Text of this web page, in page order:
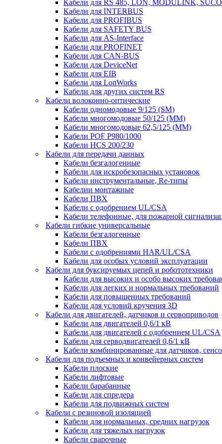
Кабели для RS 485, LON, MODULINK,
Кабели для INTERBUS
Кабели для PROFIBUS
Кабели для SAFETY BUS
Кабели для AS-Interface
Кабели для PROFINET
Кабели для CAN-BUS
Кабели для DeviceNet
Кабели для EIB
Кабели для LonWorks
Кабели для других систем RS
Кабели волоконно-оптические
Кабели одномодовые 9/125 (SM)
Кабели многомодовые 50/125 (ММ)
Кабели многомодовые 62,5/125 (ММ)
Кабели POF P980/1000
Кабели HCS 200/230
Кабели для передачи данных
Кабели безгалогенные
Кабели для искробезопасных установок
Кабели инструментальные, Re-типы
Кабелии монтажные
Кабели ПВХ
Кабели с одобрением UL/CSA
Кабели телефонные, для пожарной
Кабели гибкие универсальные
Кабели безгалогенные
Кабели ПВХ
Кабели с одобрениями HAR/UL/CSA
Кабели для особых условий эксплуатации
Кабели для буксируемых цепей и робототехники
Кабели для высоких и особо высоких
Кабели для легких и нормальных требований
Кабели для повышенных требований
Кабели для условий кручения 3D
Кабели для двигателей, датчиков и сервоприводов
Кабели для двигателей 0,6/1 кВ
Кабели для двигателей с одобрением UL/CSA
Кабели для серводвигателей 0,6/1 кВ
Кабели комбинированные для датчиков,
Кабели для подъемных и конвейерных систем
Кабели плоские
Кабели лифтовые
Кабели барабанные
Кабели для спредера
Кабели для подвижных систем
Кабели с резиновой изоляцией
Кабели для нормальных, средних нагрузок
Кабели для тяжелых нагрузок
Кабели сварочные